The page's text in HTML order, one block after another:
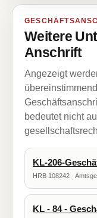
Weitere
Anschrift
Angezeigt
bedeutet nicht
KL-206-
HRB 108242 ·
KL - 84 -